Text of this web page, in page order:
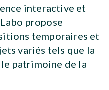
interactive et
propose
temporaires et
variés tels que la
patrimoine de la